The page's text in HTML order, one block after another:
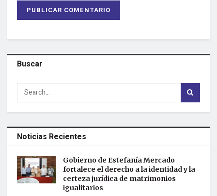
Buscar
Noticias Recientes
Gobierno de Estefanía Mercado
fortalece el derecho a la identidad y la
certeza jurídica de matrimonios
igualitarios